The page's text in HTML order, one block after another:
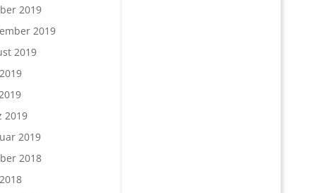
2019
2019
2019
2019
2019
2018